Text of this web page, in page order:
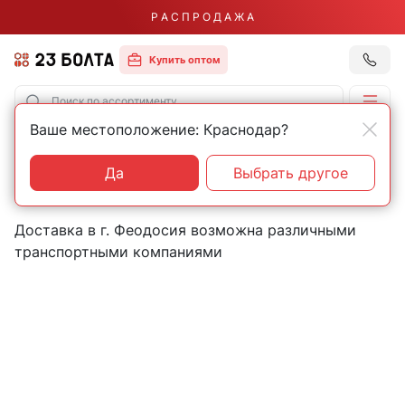
Р А С П Р О Д А Ж А
Купить оптом
Главная Контакты Феодосия
Пункты выдачи товаров в
городе Феодосия
Доставка в г. Феодосия возможна различными
транспортными компаниями
Ваше местоположение: Краснодар?
Да Выбрать другое